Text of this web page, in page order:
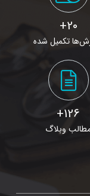
20+
تکمیل شده
126+
وبلاگ